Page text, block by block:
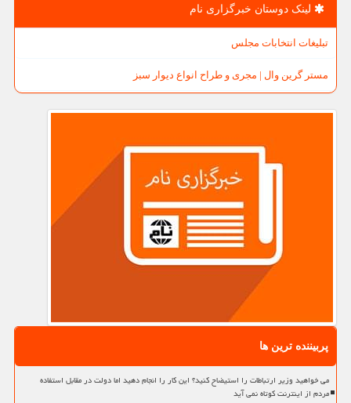
لینک دوستان خبرگزاری نام
تبلیغات انتخابات مجلس
مستر گرین وال | مجری و طراح انواع دیوار سبز
پربیننده ترین ها
می خواهید وزیر ارتباطات را استیضاح کنید؟ این کار را انجام دهید اما دولت در مقابل استفاده
مردم از اینترنت کوتاه نمی آید